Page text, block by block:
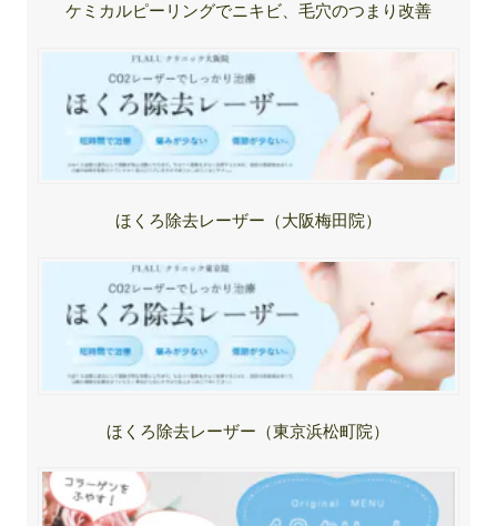
ケミカルピーリングでニキビ、毛穴のつまり改善
ほくろ除去レーザー（大阪梅田院）
ほくろ除去レーザー（東京浜松町院）